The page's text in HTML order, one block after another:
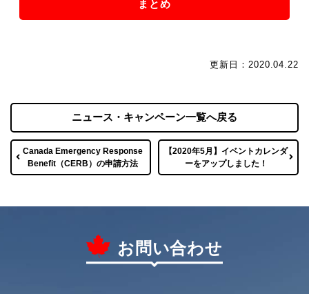
まとめ
更新日：2020.04.22
Canada Emergency Response
Benefit（CERB）の申請方法
ニュース・キャンペーン一覧へ戻る
【2020年5月】イベントカレンダ
ーをアップしました！
お問い合わせ